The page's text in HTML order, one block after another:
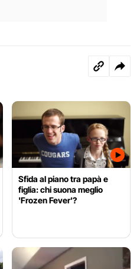
Sfida al piano tra papà e
figlia: chi suona meglio
'Frozen Fever'?